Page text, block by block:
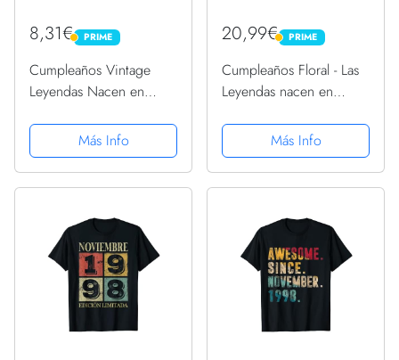
8,31€ PRIME
PRIME
Cumpleaños Vintage
Leyendas Nacen en
Regalo de 24
cumpleaños para
mujeres y hombres,
cumpleaños para él/ella,
Cuaderno Diario |...
Más Info
20,99€ PRIME
PRIME
Cumpleaños Floral - Las
Leyendas nacen en
Manga LargaMás Info